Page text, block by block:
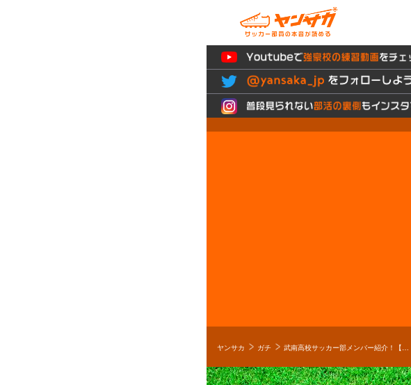
ヤンサカ ガチ 武南高校サッカー部メンバー紹介！【関東ルーキーリーグ 2021 メンバー更新！】